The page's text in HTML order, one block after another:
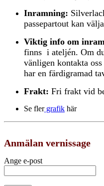
Inramning:
passepartout kan
Viktig info om
finns i ateljén. Om
vänligen kontakta
har en färdigramad
Frakt: Fri frakt vid
Se flergrafik här
Anmälan vernissage
Ange e-post